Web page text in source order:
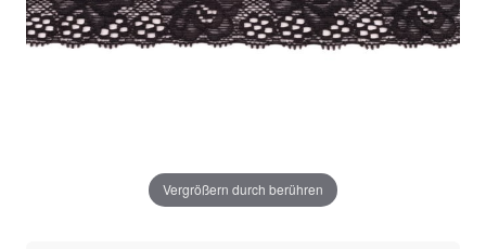
Vergrößern durch berühren